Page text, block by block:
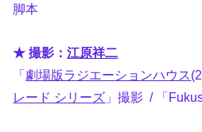
脚本
★ 撮影：江原祥二
「劇場版ラジエーションハウス
レード シリーズ 」撮影 / 「